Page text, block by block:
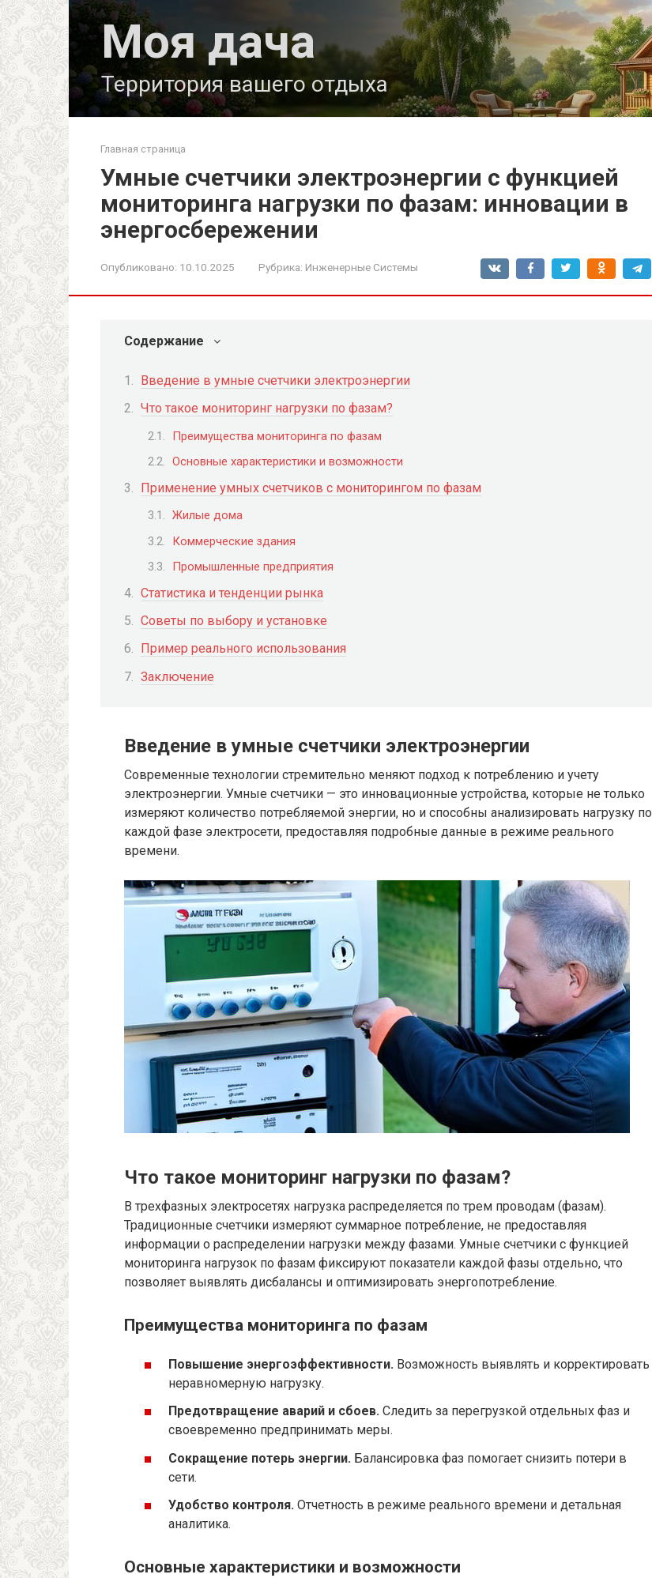
Моя дача
Территория вашего отдыха
Главная страница
Умные счетчики электроэнергии с функцией
мониторинга нагрузки по фазам: инновации в
энергосбережении
Опубликовано: 10.10.2025 Рубрика: Инженерные Системы
Содержание
Введение в умные счетчики электроэнергии
Что такое мониторинг нагрузки по фазам?
Преимущества мониторинга по фазам
Основные характеристики и возможности
Применение умных счетчиков с мониторингом по фазам
Жилые дома
Коммерческие здания
Промышленные предприятия
Статистика и тенденции рынка
Советы по выбору и установке
Пример реального использования
Заключение
Введение в умные счетчики электроэнергии
Современные технологии стремительно меняют подход к потреблению и учету
электроэнергии. Умные счетчики — это инновационные устройства, которые не только
измеряют количество потребляемой энергии, но и способны анализировать нагрузку по
каждой фазе электросети, предоставляя подробные данные в режиме реального
времени.
Что такое мониторинг нагрузки по фазам?
В трехфазных электросетях нагрузка распределяется по трем проводам (фазам).
Традиционные счетчики измеряют суммарное потребление, не предоставляя
информации о распределении нагрузки между фазами. Умные счетчики с функцией
мониторинга нагрузок по фазам фиксируют показатели каждой фазы отдельно, что
позволяет выявлять дисбалансы и оптимизировать энергопотребление.
Преимущества мониторинга по фазам
Повышение энергоэффективности. Возможность выявлять и корректировать
неравномерную нагрузку.
Предотвращение аварий и сбоев. Следить за перегрузкой отдельных фаз и
своевременно предпринимать меры.
Сокращение потерь энергии. Балансировка фаз помогает снизить потери в
сети.
Удобство контроля. Отчетность в режиме реального времени и детальная
аналитика.
Основные характеристики и возможности